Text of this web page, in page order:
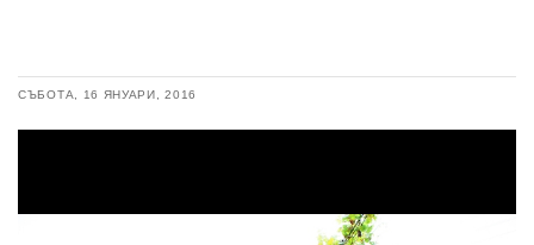
СЪБОТА, 16 ЯНУАРИ, 2016